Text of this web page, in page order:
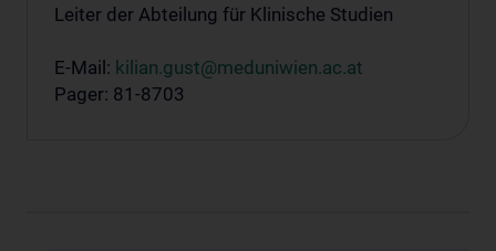
Leiter der Abteilung für Klinische Studien
E-Mail: kilian.gust@meduniwien.ac.at
Pager: 81-8703